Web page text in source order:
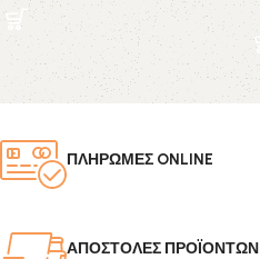
ΠΛΗΡΩΜΕΣ ONLINE
ΑΠΟΣΤΟΛΕΣ ΠΡΟΪΟΝΤΩΝ